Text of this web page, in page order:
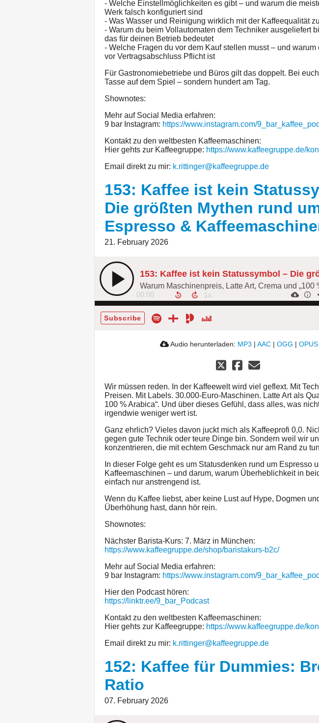
- Welche Einstellmöglichkeiten es gibt – und warum die
Werk falsch konfiguriert sind
- Was Wasser und Reinigung wirklich mit der Kaffeequalität
- Warum du beim Vollautomaten dem Techniker ausgeliefert
das für deinen Betrieb bedeutet
- Welche Fragen du vor dem Kauf stellen musst – und warum
vor Vertragsabschluss Pflicht ist
Für Gastronomiebetriebe und Büros gilt das doppelt. Bei
Tasse auf dem Spiel – sondern hundert am Tag.
Shownotes:
Mehr auf Social Media erfahren:
9 bar Instagram: https://www.instagram.com/
Kontakt zu den weltbesten Kaffeemaschinen:
Hier gehts zur Kaffeegruppe: https://www.kaffeegruppe.de/
Email direkt zu mir: k.rittinger@kaffeegruppe.de
153: Kaffee ist kein
Die größten Mythen rund
Espresso &
21. February 2026
00:00
Subscribe
Audio herunterladen: MP3 | AAC | OGG | OPUS
Wir müssen reden. In der Kaffeewelt wird viel geflext. Mit
Preisen. Mit Labels. 30.000-Euro-Maschinen. Latte Art als
100 % Arabica“. Und über dieses Gefühl, dass alles, was
irgendwie weniger wert ist.
Ganz ehrlich? Vieles davon juckt mich als Kaffeeprofi 0,0.
gegen gute Technik oder teure Dinge bin. Sondern weil wir
konzentrieren, die mit echtem Geschmack nur am Rand zu
In dieser Folge geht es um Statusdenken rund um Espresso
Kaffeemaschinen – und darum, warum Überheblichkeit in
einfach nur anstrengend ist.
Wenn du Kaffee liebst, aber keine Lust auf Hype, Dogmen
Überhöhung hast, dann hör rein.
Shownotes:
Nächster Barista-Kurs: 7. März in München:
https://www.kaffeegruppe.de/shop/baristakurs-b2c/
Mehr auf Social Media erfahren:
9 bar Instagram: https://www.instagram.com/
Hier den Podcast hören:
https://linktr.ee/9_bar_Podcast
Kontakt zu den weltbesten Kaffeemaschinen:
Hier gehts zur Kaffeegruppe: https://www.kaffeegruppe.de/
Email direkt zu mir: k.rittinger@kaffeegruppe.de
152: Kaffee für Dummies:
Ratio
07. February 2026